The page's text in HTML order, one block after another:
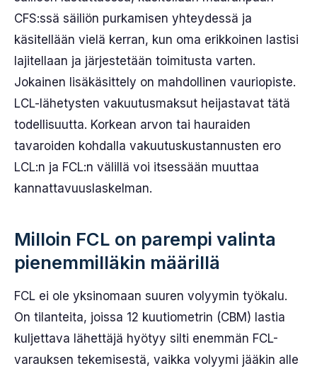
CFS:ssä säiliön purkamisen yhteydessä ja
käsitellään vielä kerran, kun oma erikkoinen lastisi
lajitellaan ja järjestetään toimitusta varten.
Jokainen lisäkäsittely on mahdollinen vauriopiste.
LCL-lähetysten vakuutusmaksut heijastavat tätä
todellisuutta. Korkean arvon tai hauraiden
tavaroiden kohdalla vakuutuskustannusten ero
LCL:n ja FCL:n välillä voi itsessään muuttaa
kannattavuuslaskelman.
Milloin FCL on parempi valinta
pienemmilläkin määrillä
FCL ei ole yksinomaan suuren volyymin työkalu.
On tilanteita, joissa 12 kuutiometrin (CBM) lastia
kuljettava lähettäjä hyötyy silti enemmän FCL-
varauksen tekemisestä, vaikka volyymi jääkin alle